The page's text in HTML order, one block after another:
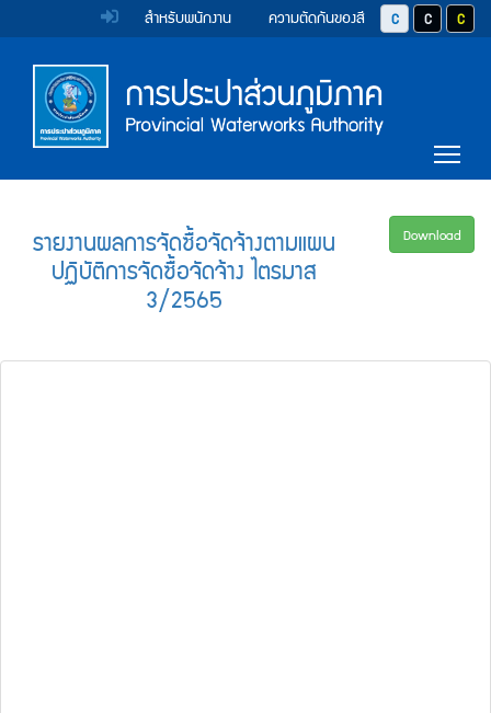
หน้า
แรก
(การ
ประปา
ส่วน
ภูมิภาค)
ไป
ยัง
เนื้อหา
(Skip
to
content)
ข้าม
เมนู
(Skip
Menu
สำหรับพนักงาน ความตัดกันของสี ปุ่มปรับสีตัวอักษร
ปุ่มปรับสีตั
ปุ่มป
ตรา
สัญลักษณ์
และ
ค่า
การ
ประปา
ภูมิภาค
ตรา
สัญลักษณ์
และ
ค่า
การ
ประปา
ภูมิภาค
Main
Menu
รายงานผลการจัดซื้อจัดจ้างตามแผน
ปฏิบัติการจัดซื้อจัดจ้าง ไตรมาส
3/2565
Download